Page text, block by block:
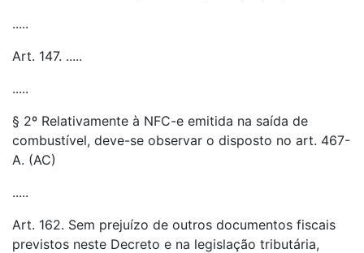
.....
Art. 147. .....
.....
§ 2º Relativamente à NFC-e emitida na saída de
combustível, deve-se observar o disposto no art. 467-
A. (AC)
.....
Art. 162. Sem prejuízo de outros documentos fiscais
previstos neste Decreto e na legislação tributária,